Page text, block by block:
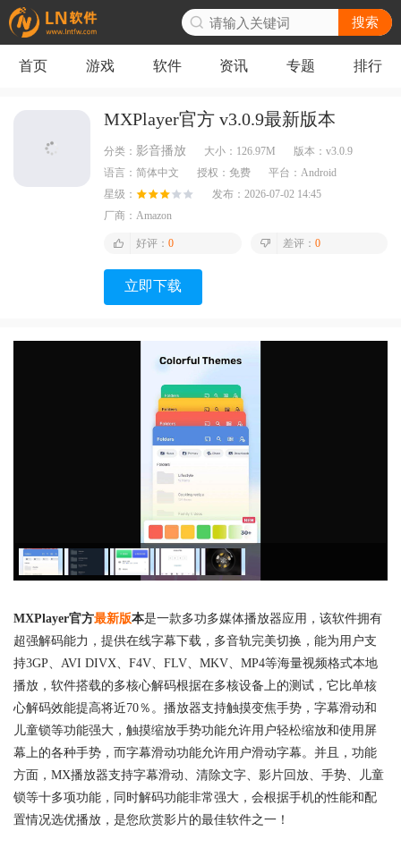
搜索
首页 游戏 软件 资讯 专题 排行
MXPlayer官方 v3.0.9最新版本
分类： 影音播放 大小： 126.97M 版本： v3.0.9
语言： 简体中文 授权： 免费 平台： Android
星级：
发布： 2026-07-02 14:45
厂商： Amazon
好评： 0 差评： 0
立即下载
MXPlayer官方最新版本是一款多功多媒体播放器应用，该软件拥有
超强解码能力，提供在线字幕下载，多音轨完美切换，能为用户支
持3GP、AVI DIVX、F4V、FLV、MKV、MP4等海量视频格式本地
播放，软件搭载的多核心解码根据在多核设备上的测试，它比单核
心解码效能提高将近70％。播放器支持触摸变焦手势，字幕滑动和
儿童锁等功能强大，触摸缩放手势功能允许用户轻松缩放和使用屏
幕上的各种手势，而字幕滑动功能允许用户滑动字幕。并且，功能
方面，MX播放器支持字幕滑动、清除文字、影片回放、手势、儿童
锁等十多项功能，同时解码功能非常强大，会根据手机的性能和配
置情况选优播放，是您欣赏影片的最佳软件之一！